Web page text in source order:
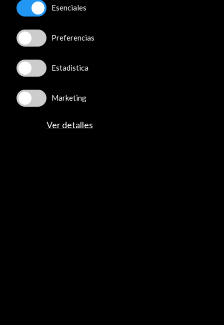
Explora
Institucional
Programa PICE
Residencias
Noticias
Multimedia
Mapa Web
Esenciales
Preferencias
Estadistica
Marketing
Ver detalles